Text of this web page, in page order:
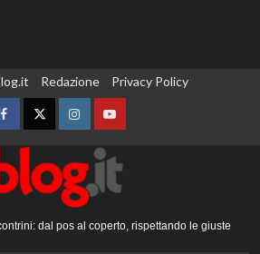
Redazione Privacy Policy
FacebookTwitterInstagramYouTube
dal pos al coperto, rispettando le giuste